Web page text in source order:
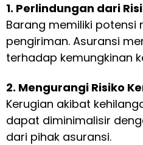
1. Perlindungan dari
Barang memiliki potensi
pengiriman. Asuransi
terhadap kemungkinan
2. Mengurangi Risiko
Kerugian akibat
dapat diminimalisir
dari pihak asuransi.